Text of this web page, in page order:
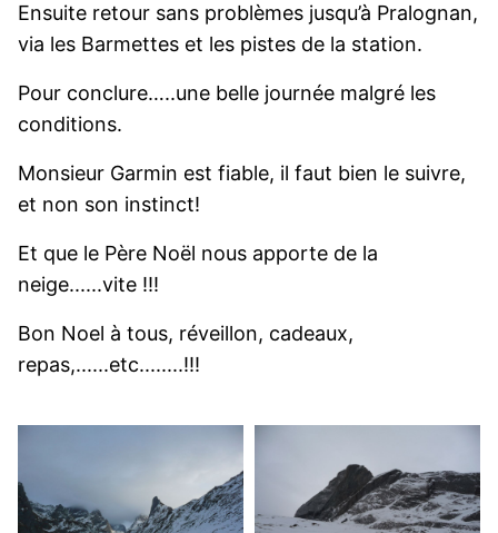
Ensuite retour sans problèmes jusqu’à Pralognan,
via les Barmettes et les pistes de la station.
Pour conclure…..une belle journée malgré les
conditions.
Monsieur Garmin est fiable, il faut bien le suivre,
et non son instinct!
Et que le Père Noël nous apporte de la
neige......vite !!!
Bon Noel à tous, réveillon, cadeaux,
repas,......etc........!!!